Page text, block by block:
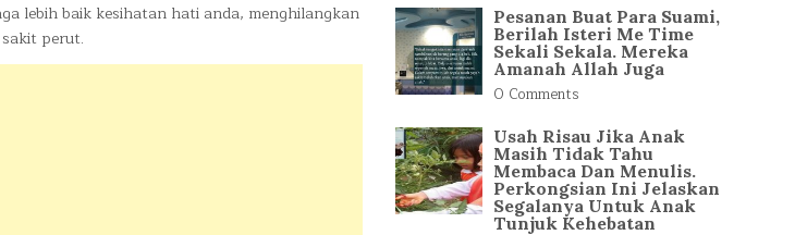
lebih baik kesihatan hati anda, menghilangkan
perut.
Pesanan Buat Para Suami,
Berilah Isteri Me Time
Sekali Sekala. Mereka
Amanah Allah Juga
0 Comments
Usah Risau Jika Anak
Masih Tidak Tahu
Membaca Dan Menulis.
Perkongsian Ini Jelaskan
Segalanya Untuk Anak
Tunjuk Kehebatan